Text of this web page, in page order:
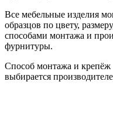
Все мебельные изделия
образцов по цвету,
способами монтажа и
фурнитуры.
Способ монтажа и крепёж
выбирается